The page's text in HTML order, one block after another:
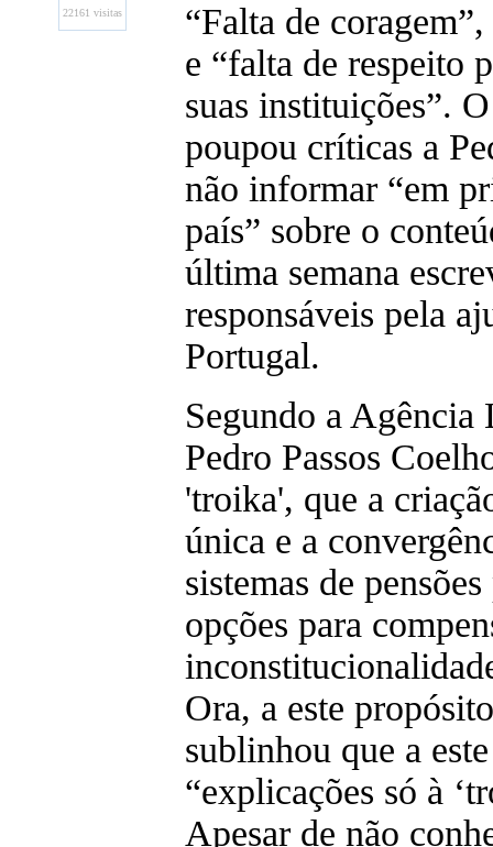
22161 visitas
“Falta de
e “falta de respeito
suas instituições”.
poupou críticas a
não informar “em
país” sobre o
última semana
responsáveis pela
Portugal.
Segundo a
Pedro Passos
'troika', que a
única e a
sistemas de
opções para
Ora, a este
sublinhou que a
“explicações só à
Apesar de não